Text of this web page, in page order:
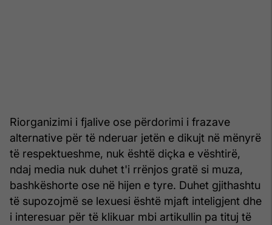
Riorganizimi i fjalive ose përdorimi i frazave
alternative për të nderuar jetën e dikujt në mënyrë
të respektueshme, nuk është diçka e vështirë,
ndaj media nuk duhet t'i rrënjos gratë si muza,
bashkëshorte ose në hijen e tyre. Duhet gjithashtu
të supozojmë se lexuesi është mjaft inteligjent dhe
i interesuar për të klikuar mbi artikullin pa tituj të